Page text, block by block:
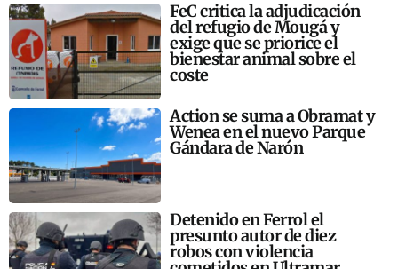
FeC critica la adjudicación
del refugio de Mougá y
exige que se priorice el
bienestar animal sobre el
coste
Action se suma a Obramat y
Wenea en el nuevo Parque
Gándara de Narón
Detenido en Ferrol el
presunto autor de diez
robos con violencia